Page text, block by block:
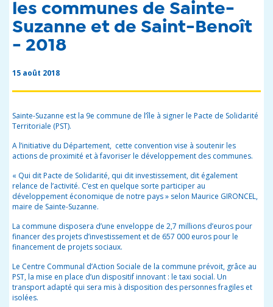
les communes de Sainte-
Suzanne et de Saint-Benoît
- 2018
15 août 2018
Sainte-Suzanne est la 9e commune de l’île à signer le Pacte de Solidarité
Territoriale (PST).
A l’initiative du Département, cette convention vise à soutenir les
actions de proximité et à favoriser le développement des communes.
« Qui dit Pacte de Solidarité, qui dit investissement, dit également
relance de l’activité. C’est en quelque sorte participer au
développement économique de notre pays » selon Maurice GIRONCEL,
maire de Sainte-Suzanne.
La commune disposera d’une enveloppe de 2,7 millions d’euros pour
financer des projets d’investissement et de 657 000 euros pour le
financement de projets sociaux.
Le Centre Communal d’Action Sociale de la commune prévoit, grâce au
PST, la mise en place d’un dispositif innovant : le taxi social. Un
transport adapté qui sera mis à disposition des personnes fragiles et
isolées.